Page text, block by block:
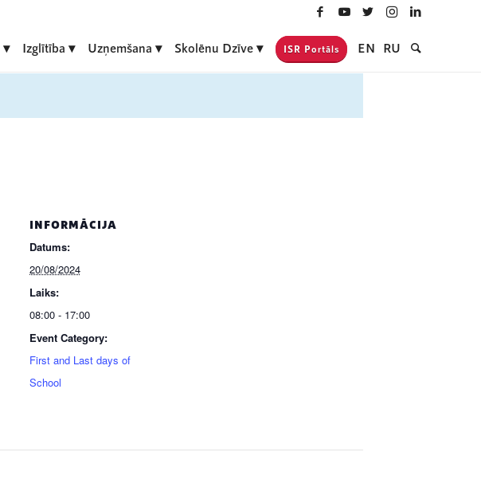
Izglītība Uzņemšana Skolēnu Dzīve ISR Portāls EN RU
INFORMĀCIJA
Datums:
20/08/2024
Laiks:
08:00 - 17:00
Event Category:
First and Last days of
School